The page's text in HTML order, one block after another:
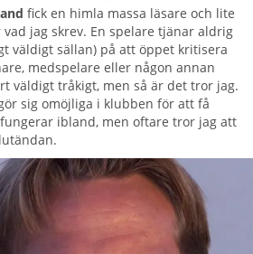
fick en himla massa läsare och lite
jag skrev. En spelare tjänar aldrig
väldigt sällan) på att öppet kritisera
medspelare eller någon annan
väldigt tråkigt, men så är det tror jag.
sig omöjliga i klubben för att få
ibland, men oftare tror jag att